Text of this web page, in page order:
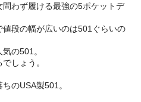
わず履ける最強の5ポケットデ
段の幅が広いのは501ぐらいの
の501。
しょう。
のUSA製501。